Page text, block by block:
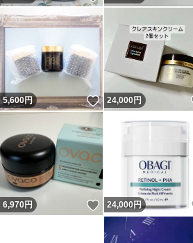
5,600円 いいね！
24,000円
6,970円 いいね！
24,000円